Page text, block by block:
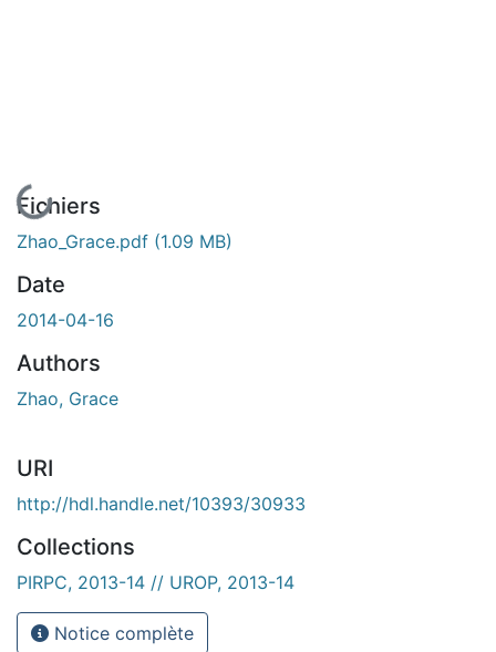
En cours de chargement...
Fichiers
Zhao_Grace.pdf (1.09 MB)
Date
2014-04-16
Authors
Zhao, Grace
URI
http://hdl.handle.net/10393/30933
Collections
PIRPC, 2013-14 // UROP, 2013-14
Notice complète